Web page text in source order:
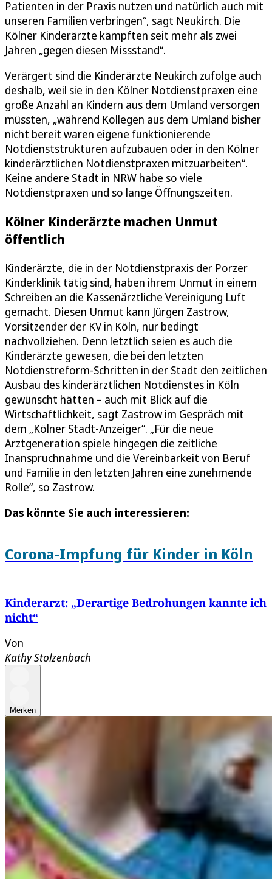
Patienten in der Praxis nutzen und natürlich auch mit
unseren Familien verbringen“, sagt Neukirch. Die
Kölner Kinderärzte kämpften seit mehr als zwei
Jahren „gegen diesen Missstand“.
Verärgert sind die Kinderärzte Neukirch zufolge auch
deshalb, weil sie in den Kölner Notdienstpraxen eine
große Anzahl an Kindern aus dem Umland versorgen
müssten, „während Kollegen aus dem Umland bisher
nicht bereit waren eigene funktionierende
Notdienststrukturen aufzubauen oder in den Kölner
kinderärztlichen Notdienstpraxen mitzuarbeiten“.
Keine andere Stadt in NRW habe so viele
Notdienstpraxen und so lange Öffnungszeiten.
Kölner Kinderärzte machen Unmut
öffentlich
Kinderärzte, die in der Notdienstpraxis der Porzer
Kinderklinik tätig sind, haben ihrem Unmut in einem
Schreiben an die Kassenärztliche Vereinigung Luft
gemacht. Diesen Unmut kann Jürgen Zastrow,
Vorsitzender der KV in Köln, nur bedingt
nachvollziehen. Denn letztlich seien es auch die
Kinderärzte gewesen, die bei den letzten
Notdienstreform-Schritten in der Stadt den zeitlichen
Ausbau des kinderärztlichen Notdienstes in Köln
gewünscht hätten – auch mit Blick auf die
Wirtschaftlichkeit, sagt Zastrow im Gespräch mit
dem „Kölner Stadt-Anzeiger“. „Für die neue
Arztgeneration spiele hingegen die zeitliche
Inanspruchnahme und die Vereinbarkeit von Beruf
und Familie in den letzten Jahren eine zunehmende
Rolle“, so Zastrow.
Das könnte Sie auch interessieren:
Corona-Impfung für Kinder in Köln
Kinderarzt: „Derartige Bedrohungen kannte ich
nicht“
Von
Kathy Stolzenbach
Merken